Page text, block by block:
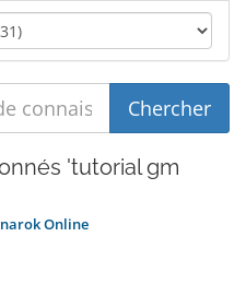
'tutorial gm
Online